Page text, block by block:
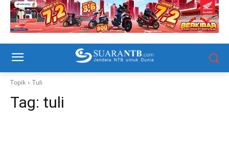
Topik Tuli
Tag: tuli